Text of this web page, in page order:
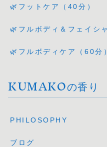
🌿フットケア（40分）
🌿フルボディ＆フェイシ
🌿フルボディケア（60分
KUMAKOの香り
PHILOSOPHY
ブログ